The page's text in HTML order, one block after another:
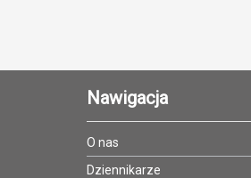
Nawigacja
O nas
Dziennikarze